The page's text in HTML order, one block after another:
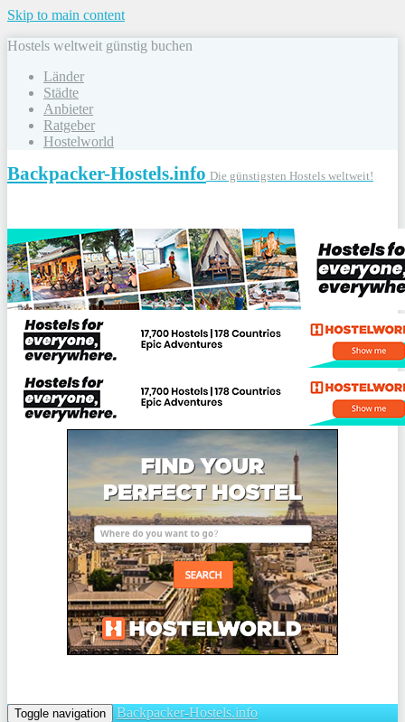
Skip to main content
Hostels weltweit günstig buchen
Länder
Städte
Anbieter
Ratgeber
Hostelworld
Backpacker-Hostels.info Die günstigsten Hostels weltweit!
Toggle navigation Backpacker-Hostels.info